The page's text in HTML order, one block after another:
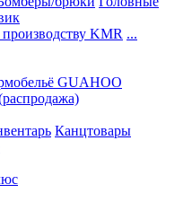
KMR ...
GUAHOO
Канцтовары